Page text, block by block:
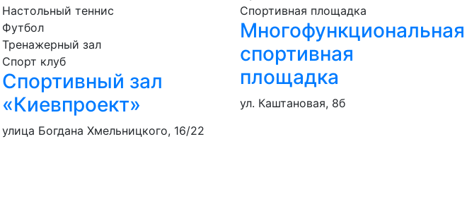
Настольный теннис
Футбол
Тренажерный зал
Спорт клуб
Спортивный зал
«Киевпроект»
улица Богдана Хмельницкого, 16/22
Спортивная площадка
Многофункциональная
спортивная
площадка
ул. Каштановая, 8б